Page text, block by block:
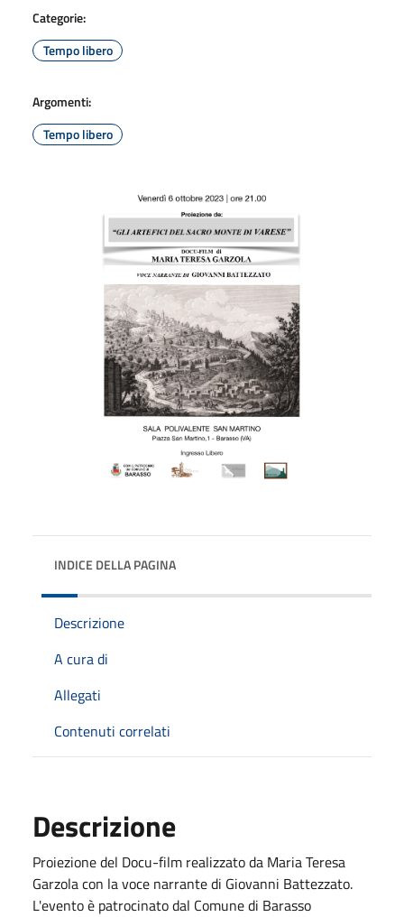
Categorie:
Tempo libero
Argomenti:
Tempo libero
INDICE DELLA PAGINA
Descrizione
A cura di
Allegati
Contenuti correlati
Descrizione
Proiezione del Docu-film realizzato da Maria Teresa
Garzola con la voce narrante di Giovanni Battezzato.
L'evento è patrocinato dal Comune di Barasso